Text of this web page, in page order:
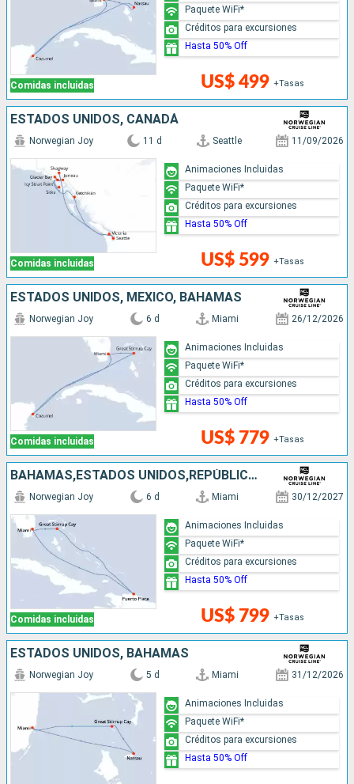
Comidas incluidas US$ 499 +Tasas
Paquete WiFi*
Créditos para excursiones
Hasta 50% Off
ESTADOS UNIDOS, CANADÁ
Comidas incluidas
Norwegian Joy 11 d Seattle 11/09/2026
US$ 599 +Tasas
Animaciones Incluidas
Paquete WiFi*
Créditos para excursiones
Hasta 50% Off
ESTADOS UNIDOS, MÉXICO, BAHAMAS
Comidas incluidas
Norwegian Joy 6 d Miami 26/12/2026
US$ 779 +Tasas
Animaciones Incluidas
Paquete WiFi*
Créditos para excursiones
Hasta 50% Off
BAHAMAS,ESTADOS UNIDOS,REPÙBLICA DOMINICANA
Comidas incluidas
Norwegian Joy 6 d Miami 30/12/2027
US$ 799 +Tasas
Animaciones Incluidas
Paquete WiFi*
Créditos para excursiones
Hasta 50% Off
ESTADOS UNIDOS, BAHAMAS
Norwegian Joy 5 d Miami 31/12/2026
Animaciones Incluidas
Paquete WiFi*
Créditos para excursiones
Hasta 50% Off